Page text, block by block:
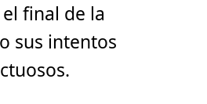
final de la
sus intentos